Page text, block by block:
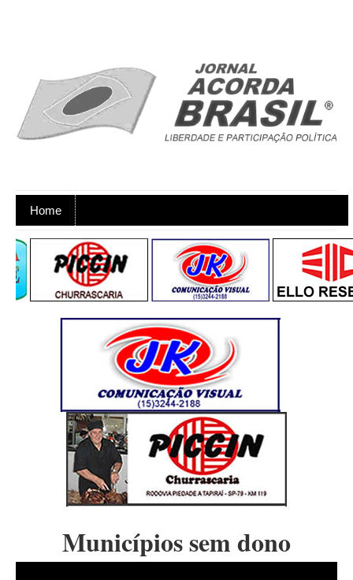
Home
Ano XX - Postagens nos dias úteis,
de segunda a sexta-feira
Municípios sem dono